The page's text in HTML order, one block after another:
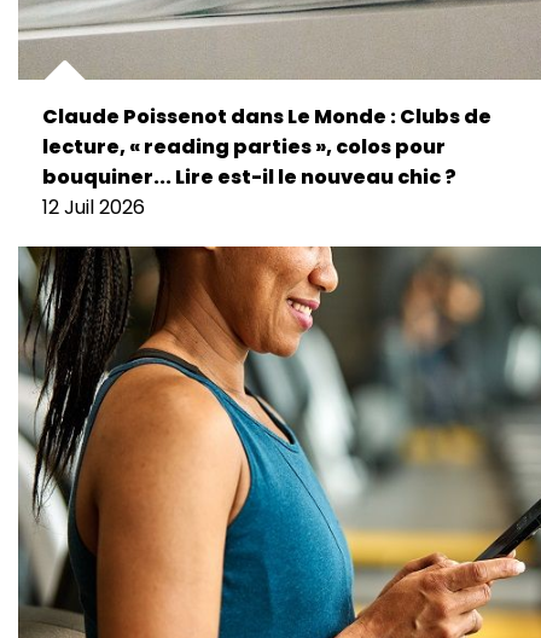
Claude Poissenot dans Le Monde : Clubs de
lecture, « reading parties », colos pour
bouquiner... Lire est-il le nouveau chic ?
12 Juil 2026